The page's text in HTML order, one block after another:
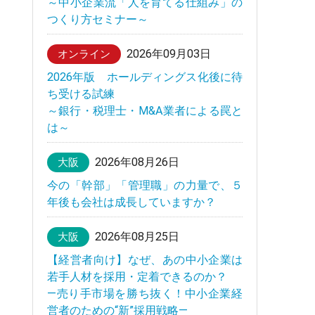
つくり方セミナー～
オンライン
2026年09月03日
2026年版 ホールディングス化後に待
ち受ける試練
～銀行・税理士・M&A業者による罠と
は～
大阪
2026年08月26日
今の「幹部」「管理職」の力量で、５
年後も会社は成長していますか？
大阪
2026年08月25日
【経営者向け】なぜ、あの中小企業は
若手人材を採用・定着できるのか？
—売り手市場を勝ち抜く！中小企業経
営者のための“新”採用戦略—